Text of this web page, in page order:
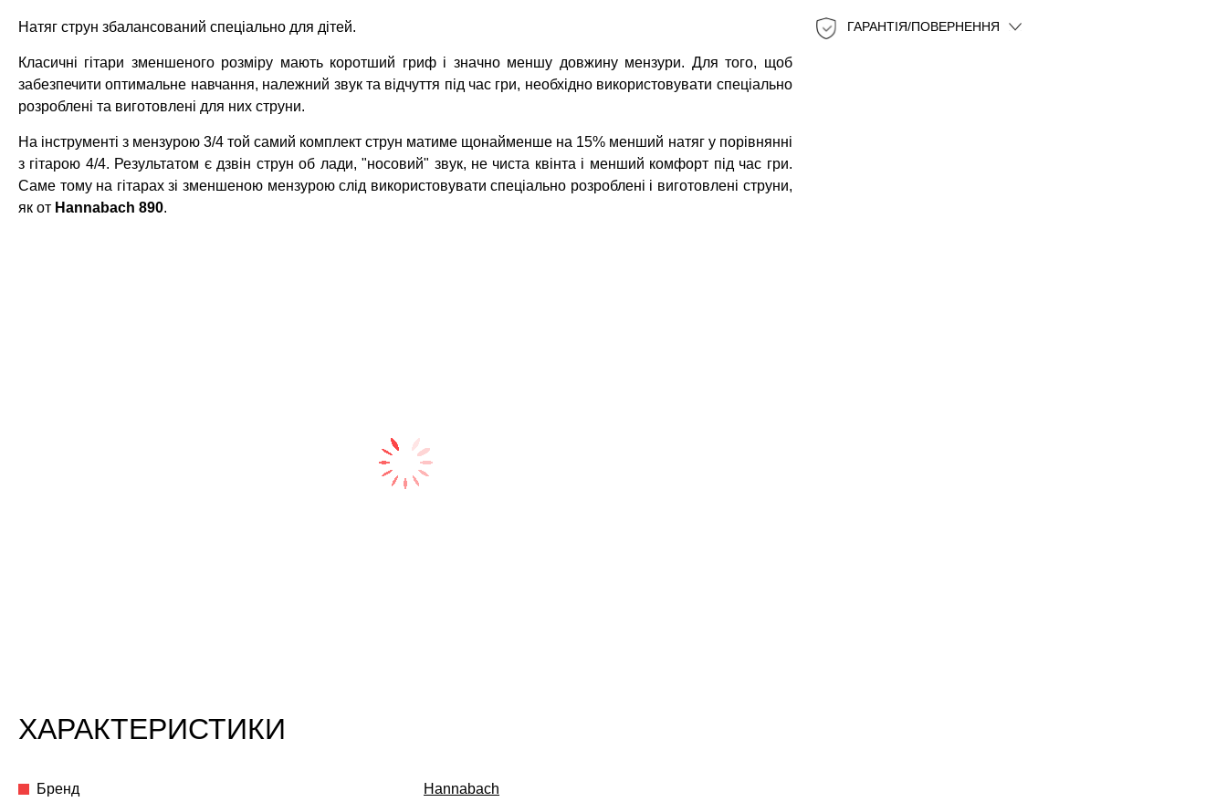
ГАРАНТІЯ/ПОВЕРНЕННЯ
Натяг струн збалансований спеціально для дітей.
Класичні гітари зменшеного розміру мають коротший гриф і значно меншу довжину мензури. Для того, щоб
забезпечити оптимальне навчання, належний звук та відчуття під час гри, необхідно використовувати спеціально
розроблені та виготовлені для них струни.
На інструменті з мензурою 3/4 той самий комплект струн матиме щонайменше на 15% менший натяг у порівнянні
з гітарою 4/4. Результатом є дзвін струн об лади, "носовий" звук, не чиста квінта і менший комфорт під час гри.
Саме тому на гітарах зі зменшеною мензурою слід використовувати спеціально розроблені і виготовлені струни,
як от Hannabach 890.
ХАРАКТЕРИСТИКИ
Бренд Hannabach